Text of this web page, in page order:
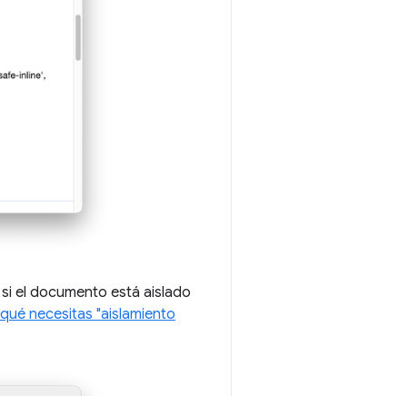
el documento está aislado
necesitas "aislamiento